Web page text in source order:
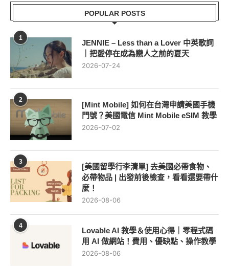
POPULAR POSTS
1
JENNIE – Less than a Lover 中英歌詞
｜把愛停在成為戀人之前的夏天
2026-07-24
2
[Mint Mobile] 如何在台灣申請美國手機
門號？美國電信 Mint Mobile eSIM 教學
2026-07-02
3
[美國留學行李清單] 去美國必帶食物、
必帶物品 | 出發前後檢查，看看還要帶什
麼！
2026-08-06
4
Lovable AI 教學＆使用心得｜零程式碼
用 AI 做網站！費用、優缺點、操作教學
2026-08-06